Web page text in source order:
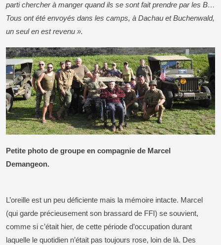
parti chercher à manger quand ils se sont fait prendre par les B…
Tous ont été envoyés dans les camps, à Dachau et Buchenwald,
un seul en est revenu ».
Petite photo de groupe en compagnie de Marcel
Demangeon.
L’oreille est un peu déficiente mais la mémoire intacte. Marcel
(qui garde précieusement son brassard de FFI) se souvient,
comme si c’était hier, de cette période d’occupation durant
laquelle le quotidien n’était pas toujours rose, loin de là. Des